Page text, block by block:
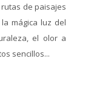
de paisajes
mágica luz del
el olor a
sencillos...